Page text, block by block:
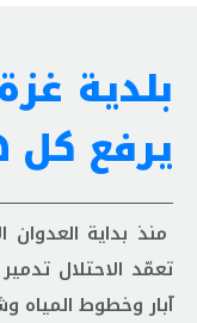
بلدية
يرفع كل
منذ بداية
تعمّد الاحتلال
آبار وخطوط المياه